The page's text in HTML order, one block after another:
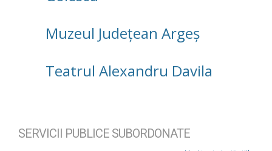
Muzeul Județean Argeș
Teatrul Alexandru Davila
SERVICII PUBLICE SUBORDONATE